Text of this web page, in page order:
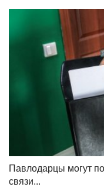
Павлодарцы могут
связи...